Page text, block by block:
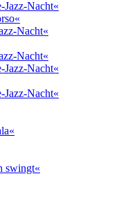
Nacht«
Nacht«
Nacht«
Nacht«
Nacht«
swingt«